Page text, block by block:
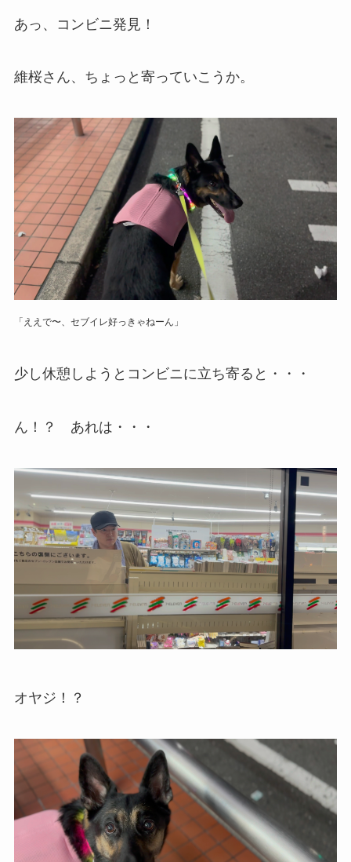
あっ、コンビニ発見！
維桜さん、ちょっと寄っていこうか。
「ええで〜、セブイレ好っきゃねーん」
少し休憩しようとコンビニに立ち寄ると・・・
ん！？ あれは・・・
オヤジ！？